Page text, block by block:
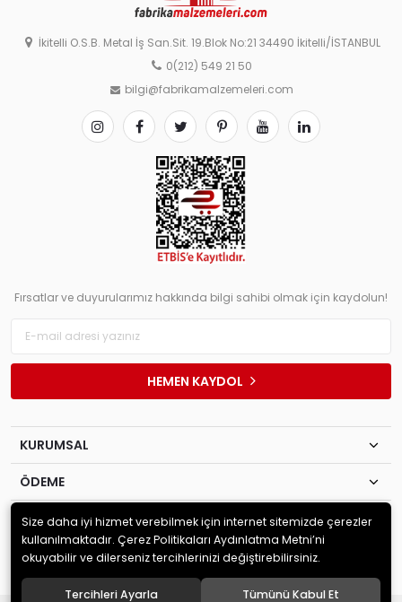
İkitelli O.S.B. Metal İş San.Sit. 19.Blok No:21 34490 İkitelli/İSTANBUL
0(212) 549 21 50
bilgi@fabrikamalzemeleri.com
Fırsatlar ve duyurularımız hakkında bilgi sahibi olmak için kaydolun!
HEMEN KAYDOL
KURUMSAL
ÖDEME
İLETİŞİM
© 2020 Akyol Ticaret Değ. Lev. Ltd. Şti. Tüm hakları saklıdır.
Size daha iyi hizmet verebilmek için internet sitemizde çerezler
kullanılmaktadır. Çerez Politikaları Aydınlatma Metni’ni
okuyabilir ve dilerseniz tercihlerinizi değiştirebilirsiniz.
Tercihleri Ayarla Tümünü Kabul Et